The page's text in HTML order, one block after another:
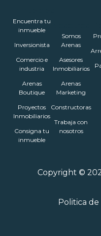
Encuentra tu
inmueble
Inversionista
Comercio e
industria
Arenas
Boutique
Proyectos
Inmobiliarios
Consigna tu
inmueble
Somos
Arenas
Asesores
Inmobiliarios
Arenas
Marketing
Constructoras
Trabaja con
nosotros
Copyright ©
Politica